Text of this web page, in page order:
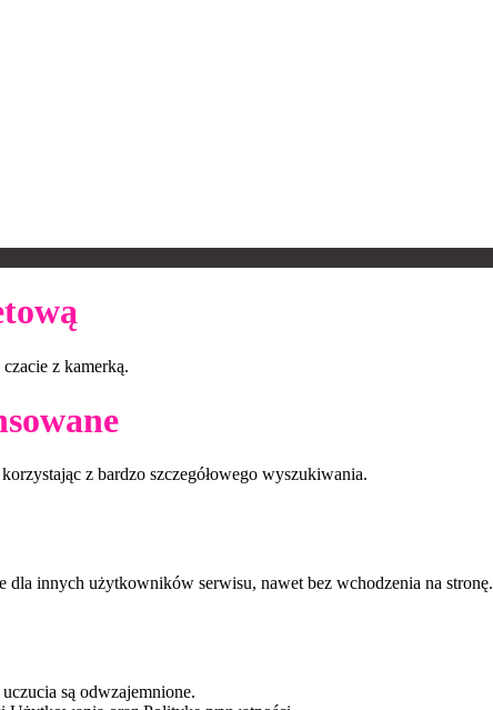
z kamerką.
z bardzo szczegółowego wyszukiwania.
dla innych użytkowników serwisu, nawet bez wchodzenia na stronę.
są odwzajemnione.